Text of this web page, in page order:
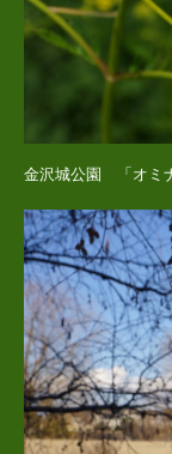
金沢城公園 「オミ